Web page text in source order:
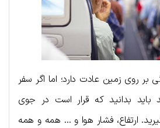
بر روی زمین عادت دارد؛ اما اگر سفر
باید بدانید که قرار است در جوی
ارتفاع، فشار هوا و … همه و همه